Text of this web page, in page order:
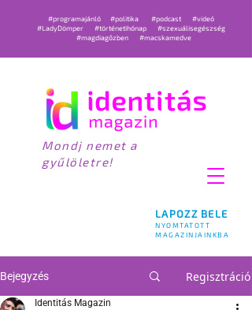
LAPOZZ BELE
NYOMTATOTT
MAGAZINJAINKBA
#programajánló #politika #podcast
#videó
#LadyDömper
#történetihónap
#szexuálisegészség
#magdiagőzben
#macskamedve
Mondj nemet a
gyűlöletre!
Bejegyzés Regisztráció
Identitás Magazin